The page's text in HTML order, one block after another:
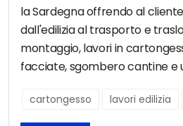
la Sardegna offrendo al
dall'edilizia al trasporto e
montaggio, lavori in
facciate, sgombero cantine e
cartongesso lavori edilizia